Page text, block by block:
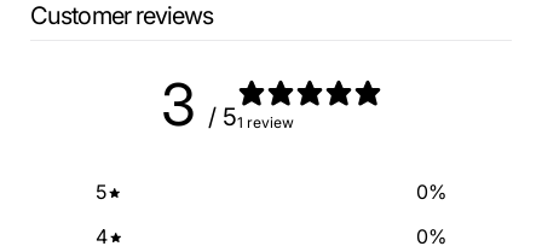
Customer reviews
3 / 51 review
5 0%
4
0%